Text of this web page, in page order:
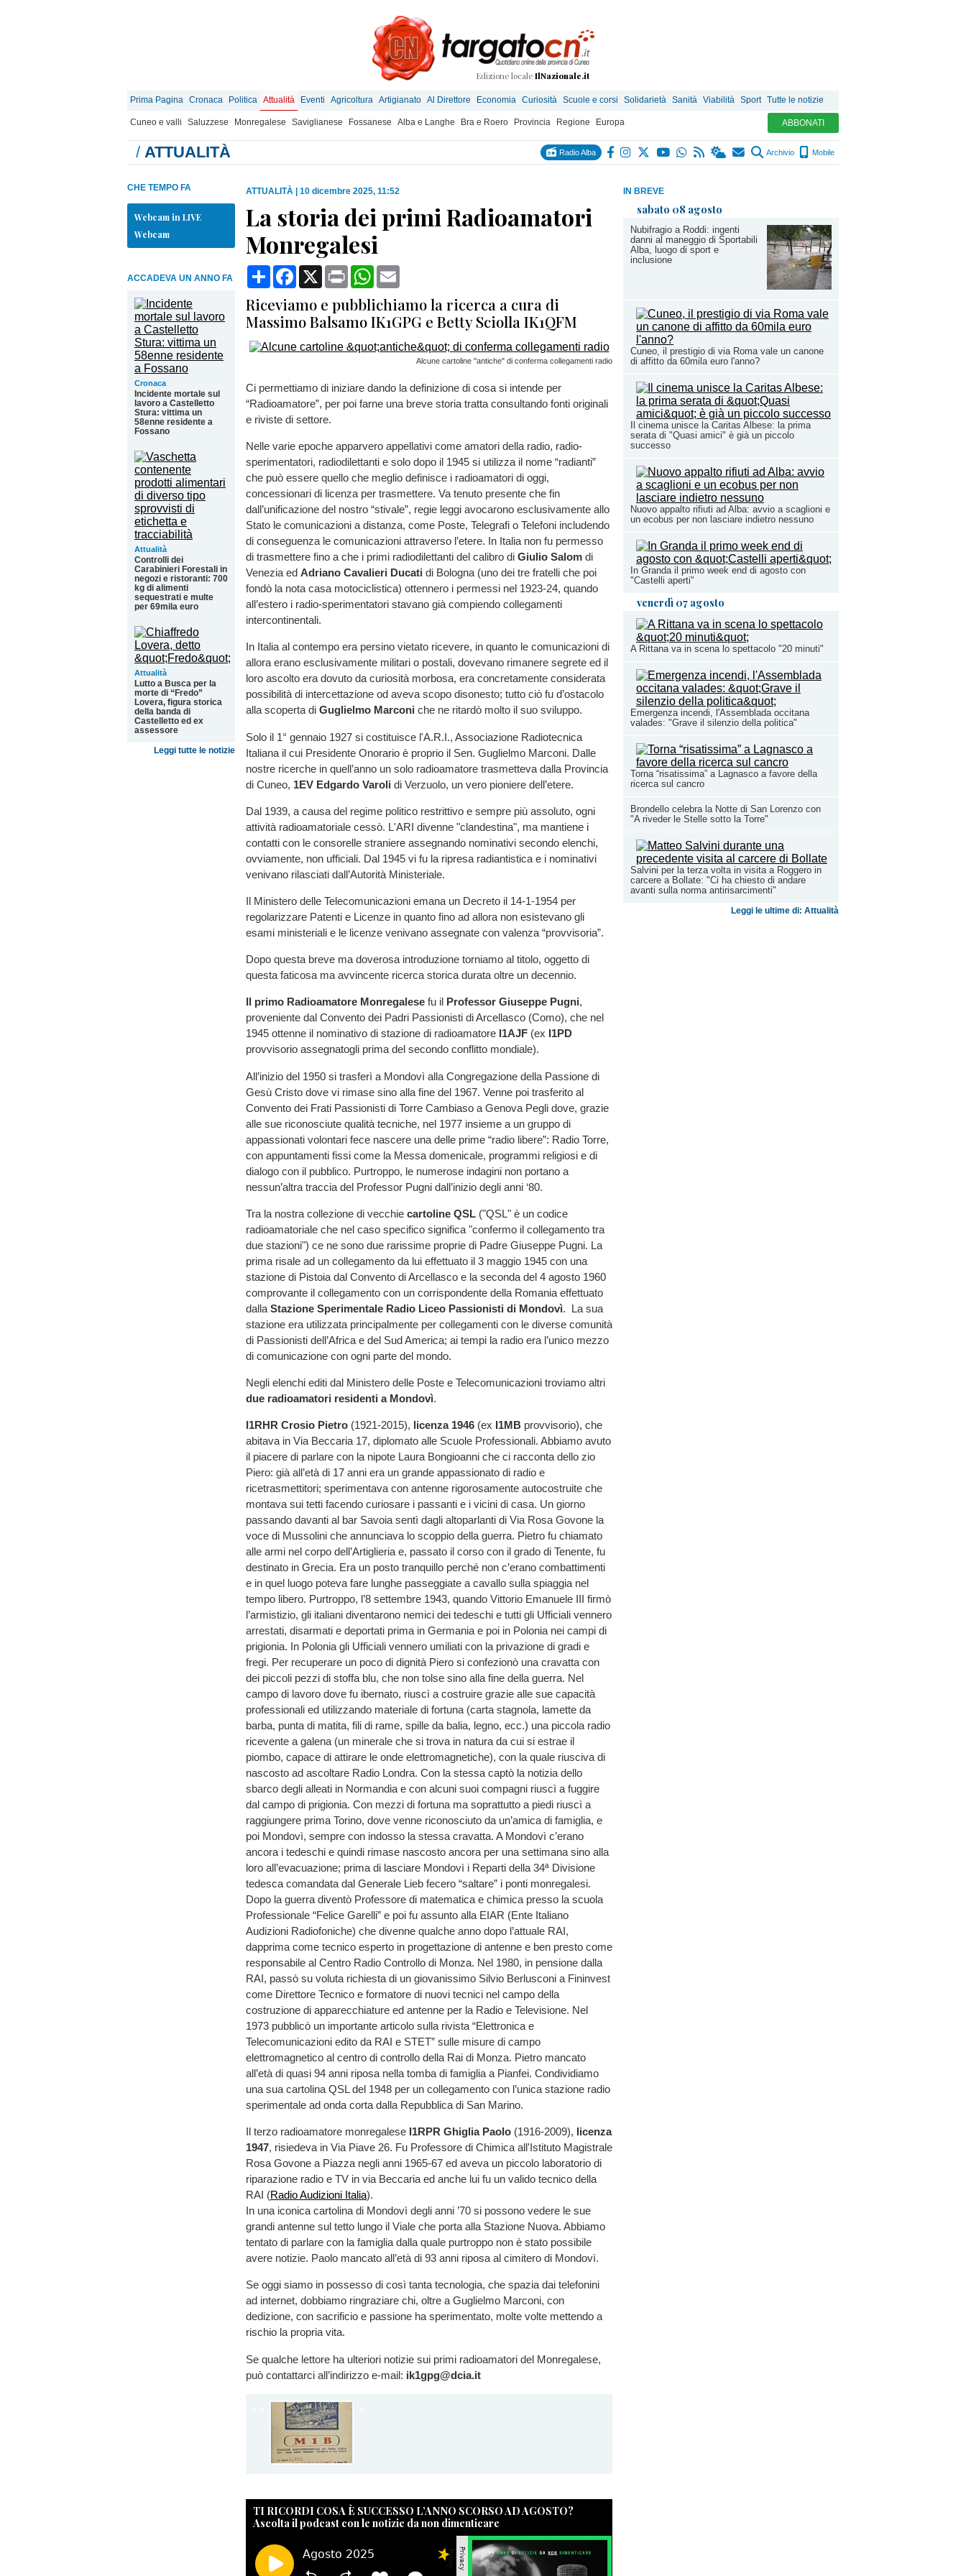
Edizione locale IlNazionale.it
Prima Pagina Cronaca Politica Attualità Eventi Agricoltura Artigianato Al Direttore Economia Curiosità Scuole e corsi Solidarietà Sanità Viabilità Sport Tutte le notizie
Cuneo e valli Saluzzese Monregalese Saviglianese Fossanese Alba e Langhe Bra e Roero Provincia Regione Europa ABBONATI
/ ATTUALITÀ Radio Alba Archivio Mobile
IN BREVE
sabato 08 agosto
Nubifragio a Roddi: ingenti
danni al maneggio di Sportabili
Alba, luogo di sport e
inclusione
Cuneo, il prestigio di via Roma vale un canone
di affitto da 60mila euro l'anno?
Il cinema unisce la Caritas Albese: la prima
serata di "Quasi amici" è già un piccolo
successo
Nuovo appalto rifiuti ad Alba: avvio a scaglioni e
un ecobus per non lasciare indietro nessuno
In Granda il primo week end di agosto con
"Castelli aperti"
venerdì 07 agosto
A Rittana va in scena lo spettacolo "20 minuti"
Emergenza incendi, l'Assemblada occitana
valades: "Grave il silenzio della politica"
Torna “risatissima” a Lagnasco a favore della
ricerca sul cancro
Brondello celebra la Notte di San Lorenzo con
"A riveder le Stelle sotto la Torre"
Salvini per la terza volta in visita a Roggero in
carcere a Bollate: "Ci ha chiesto di andare
avanti sulla norma antirisarcimenti"
Leggi le ultime di: Attualità
CHE TEMPO FA
Webcam in LIVE
Webcam
ACCADEVA UN ANNO FA
Cronaca
Incidente mortale sul
lavoro a Castelletto
Stura: vittima un
58enne residente a
Fossano
Attualità
Controlli dei
Carabinieri Forestali in
negozi e ristoranti: 700
kg di alimenti
sequestrati e multe
per 69mila euro
Attualità
Lutto a Busca per la
morte di “Fredo”
Lovera, figura storica
della banda di
Castelletto ed ex
assessore
Leggi tutte le notizie
ATTUALITÀ 10 dicembre 2025, 11:52
La storia dei primi Radioamatori
Monregalesi
CondividiFacebook
X Print WhatsApp
Riceviamo e pubblichiamo la ricerca a cura di
Massimo Balsamo IK1GPG e Betty Sciolla IK1QFM
Alcune cartoline "antiche" di conferma collegamenti radio
Ci permettiamo di iniziare dando la definizione di cosa si intende per
“Radioamatore”, per poi farne una breve storia tratta consultando fonti originali
e riviste di settore.
Nelle varie epoche apparvero appellativi come amatori della radio, radio-
sperimentatori, radiodilettanti e solo dopo il 1945 si utilizza il nome “radianti”
che può essere quello che meglio definisce i radioamatori di oggi,
concessionari di licenza per trasmettere. Va tenuto presente che fin
dall’unificazione del nostro “stivale”, regie leggi avocarono esclusivamente allo
Stato le comunicazioni a distanza, come Poste, Telegrafi o Telefoni includendo
di conseguenza le comunicazioni attraverso l’etere. In Italia non fu permesso
di trasmettere fino a che i primi radiodilettanti del calibro di Giulio Salom di
Venezia ed Adriano Cavalieri Ducati di Bologna (uno dei tre fratelli che poi
fondò la nota casa motociclistica) ottennero i permessi nel 1923-24, quando
all’estero i radio-sperimentatori stavano già compiendo collegamenti
intercontinentali.
In Italia al contempo era persino vietato ricevere, in quanto le comunicazioni di
allora erano esclusivamente militari o postali, dovevano rimanere segrete ed il
loro ascolto era dovuto da curiosità morbosa, era concretamente considerata
possibilità di intercettazione od aveva scopo disonesto; tutto ciò fu d’ostacolo
alla scoperta di Guglielmo Marconi che ne ritardò molto il suo sviluppo.
Solo il 1° gennaio 1927 si costituisce l'A.R.I., Associazione Radiotecnica
Italiana il cui Presidente Onorario è proprio il Sen. Guglielmo Marconi. Dalle
nostre ricerche in quell’anno un solo radioamatore trasmetteva dalla Provincia
di Cuneo, 1EV Edgardo Varoli di Verzuolo, un vero pioniere dell’etere.
Dal 1939, a causa del regime politico restrittivo e sempre più assoluto, ogni
attività radioamatoriale cessò. L'ARI divenne "clandestina", ma mantiene i
contatti con le consorelle straniere assegnando nominativi secondo elenchi,
ovviamente, non ufficiali. Dal 1945 vi fu la ripresa radiantistica e i nominativi
venivano rilasciati dall’Autorità Ministeriale.
Il Ministero delle Telecomunicazioni emana un Decreto il 14-1-1954 per
regolarizzare Patenti e Licenze in quanto fino ad allora non esistevano gli
esami ministeriali e le licenze venivano assegnate con valenza “provvisoria”.
Dopo questa breve ma doverosa introduzione torniamo al titolo, oggetto di
questa faticosa ma avvincente ricerca storica durata oltre un decennio.
Il primo Radioamatore Monregalese fu il Professor Giuseppe Pugni,
proveniente dal Convento dei Padri Passionisti di Arcellasco (Como), che nel
1945 ottenne il nominativo di stazione di radioamatore I1AJF (ex I1PD
provvisorio assegnatogli prima del secondo conflitto mondiale).
All’inizio del 1950 si trasferì a Mondovì alla Congregazione della Passione di
Gesù Cristo dove vi rimase sino alla fine del 1967. Venne poi trasferito al
Convento dei Frati Passionisti di Torre Cambiaso a Genova Pegli dove, grazie
alle sue riconosciute qualità tecniche, nel 1977 insieme a un gruppo di
appassionati volontari fece nascere una delle prime “radio libere”: Radio Torre,
con appuntamenti fissi come la Messa domenicale, programmi religiosi e di
dialogo con il pubblico. Purtroppo, le numerose indagini non portano a
nessun’altra traccia del Professor Pugni dall’inizio degli anni ‘80.
Tra la nostra collezione di vecchie cartoline QSL ("QSL" è un codice
radioamatoriale che nel caso specifico significa "confermo il collegamento tra
due stazioni") ce ne sono due rarissime proprie di Padre Giuseppe Pugni. La
prima risale ad un collegamento da lui effettuato il 3 maggio 1945 con una
stazione di Pistoia dal Convento di Arcellasco e la seconda del 4 agosto 1960
comprovante il collegamento con un corrispondente della Romania effettuato
dalla Stazione Sperimentale Radio Liceo Passionisti di Mondovì. La sua
stazione era utilizzata principalmente per collegamenti con le diverse comunità
di Passionisti dell’Africa e del Sud America; ai tempi la radio era l’unico mezzo
di comunicazione con ogni parte del mondo.
Negli elenchi editi dal Ministero delle Poste e Telecomunicazioni troviamo altri
due radioamatori residenti a Mondovì.
I1RHR Crosio Pietro (1921-2015), licenza 1946 (ex I1MB provvisorio), che
abitava in Via Beccaria 17, diplomato alle Scuole Professionali. Abbiamo avuto
il piacere di parlare con la nipote Laura Bongioanni che ci racconta dello zio
Piero: già all’età di 17 anni era un grande appassionato di radio e
ricetrasmettitori; sperimentava con antenne rigorosamente autocostruite che
montava sui tetti facendo curiosare i passanti e i vicini di casa. Un giorno
passando davanti al bar Savoia sentì dagli altoparlanti di Via Rosa Govone la
voce di Mussolini che annunciava lo scoppio della guerra. Pietro fu chiamato
alle armi nel corpo dell’Artiglieria e, passato il corso con il grado di Tenente, fu
destinato in Grecia. Era un posto tranquillo perché non c’erano combattimenti
e in quel luogo poteva fare lunghe passeggiate a cavallo sulla spiaggia nel
tempo libero. Purtroppo, l’8 settembre 1943, quando Vittorio Emanuele III firmò
l’armistizio, gli italiani diventarono nemici dei tedeschi e tutti gli Ufficiali vennero
arrestati, disarmati e deportati prima in Germania e poi in Polonia nei campi di
prigionia. In Polonia gli Ufficiali vennero umiliati con la privazione di gradi e
fregi. Per recuperare un poco di dignità Piero si confezionò una cravatta con
dei piccoli pezzi di stoffa blu, che non tolse sino alla fine della guerra. Nel
campo di lavoro dove fu ibernato, riuscì a costruire grazie alle sue capacità
professionali ed utilizzando materiale di fortuna (carta stagnola, lamette da
barba, punta di matita, fili di rame, spille da balia, legno, ecc.) una piccola radio
ricevente a galena (un minerale che si trova in natura da cui si estrae il
piombo, capace di attirare le onde elettromagnetiche), con la quale riusciva di
nascosto ad ascoltare Radio Londra. Con la stessa captò la notizia dello
sbarco degli alleati in Normandia e con alcuni suoi compagni riuscì a fuggire
dal campo di prigionia. Con mezzi di fortuna ma soprattutto a piedi riuscì a
raggiungere prima Torino, dove venne riconosciuto da un’amica di famiglia, e
poi Mondovì, sempre con indosso la stessa cravatta. A Mondovì c’erano
ancora i tedeschi e quindi rimase nascosto ancora per una settimana sino alla
loro all’evacuazione; prima di lasciare Mondovì i Reparti della 34ª Divisione
tedesca comandata dal Generale Lieb fecero “saltare” i ponti monregalesi.
Dopo la guerra diventò Professore di matematica e chimica presso la scuola
Professionale “Felice Garelli” e poi fu assunto alla EIAR (Ente Italiano
Audizioni Radiofoniche) che divenne qualche anno dopo l’attuale RAI,
dapprima come tecnico esperto in progettazione di antenne e ben presto come
responsabile al Centro Radio Controllo di Monza. Nel 1980, in pensione dalla
RAI, passò su voluta richiesta di un giovanissimo Silvio Berlusconi a Fininvest
come Direttore Tecnico e formatore di nuovi tecnici nel campo della
costruzione di apparecchiature ed antenne per la Radio e Televisione. Nel
1973 pubblicò un importante articolo sulla rivista “Elettronica e
Telecomunicazioni edito da RAI e STET” sulle misure di campo
elettromagnetico al centro di controllo della Rai di Monza. Pietro mancato
all’età di quasi 94 anni riposa nella tomba di famiglia a Pianfei. Condividiamo
una sua cartolina QSL del 1948 per un collegamento con l’unica stazione radio
sperimentale ad onda corta dalla Repubblica di San Marino.
Il terzo radioamatore monregalese I1RPR Ghiglia Paolo (1916-2009), licenza
1947, risiedeva in Via Piave 26. Fu Professore di Chimica all'Istituto Magistrale
Rosa Govone a Piazza negli anni 1965-67 ed aveva un piccolo laboratorio di
riparazione radio e TV in via Beccaria ed anche lui fu un valido tecnico della
RAI (Radio Audizioni Italia).
In una iconica cartolina di Mondovì degli anni ’70 si possono vedere le sue
grandi antenne sul tetto lungo il Viale che porta alla Stazione Nuova. Abbiamo
tentato di parlare con la famiglia dalla quale purtroppo non è stato possibile
avere notizie. Paolo mancato all’età di 93 anni riposa al cimitero di Mondovì.
Se oggi siamo in possesso di così tanta tecnologia, che spazia dai telefonini
ad internet, dobbiamo ringraziare chi, oltre a Guglielmo Marconi, con
dedizione, con sacrificio e passione ha sperimentato, molte volte mettendo a
rischio la propria vita.
Se qualche lettore ha ulteriori notizie sui primi radioamatori del Monregalese,
può contattarci all’indirizzo e-mail: ik1gpg@dcia.it
TI RICORDI COSA È SUCCESSO L’ANNO SCORSO AD AGOSTO?
Ascolta il podcast con le notizie da non dimenticare